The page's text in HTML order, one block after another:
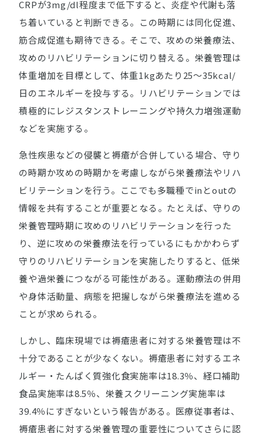
CRPが3mg/dl程度まで低下すると、炎症や代謝も落
ち着いていると判断できる。この時期には同化促進、
筋合成促進も期待できる。そこで、攻めの栄養療法、
攻めのリハビリテーションに切り替える。栄養管理は
体重増加を目標として、体重1kgあたり25～35kcal/
日のエネルギーを投与する。リハビリテーションでは
積極的にレジスタンストレーニングや持久力増強運動
などを実施する。
急性疾患などの侵襲と褥瘡が合併している場合、守り
の時期か攻めの時期かを考慮しながら栄養療法やリハ
ビリテーションを行う。ここでも多職種でinとoutの
情報を共有することが重要となる。たとえば、守りの
栄養管理時期に攻めのリハビリテーションを行った
り、逆に攻めの栄養療法を行っているにもかかわらず
守りのリハビリテーションを実施したりすると、低栄
養や過栄養につながる可能性がある。運動療法の併用
や身体活動量、病態を把握しながら栄養療法を進める
ことが求められる。
しかし、臨床現場では褥瘡患者に対する栄養管理は不
十分であることが少なくない。褥瘡患者に対するエネ
ルギー・たんぱく質強化食実施率は18.3％、経口補助
食品実施率は8.5％、栄養スクリーニング実施率は
39.4％にすぎないという報告がある。医療従事者は、
褥瘡患者に対する栄養管理の重要性についてさらに認